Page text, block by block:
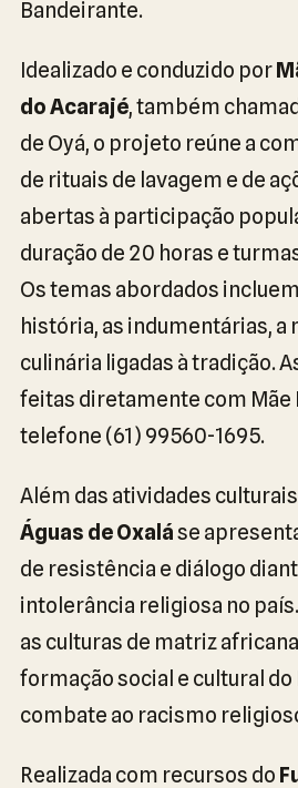
Bandeirante.
Idealizado e conduzido por
do Acarajé, também
de Oyá, o projeto reúne a
de rituais de lavagem e de
abertas à participação
duração de 20 horas e
Os temas abordados
história, as indumentárias, a
culinária ligadas à tradição.
feitas diretamente com Mãe
telefone (61) 99560-1695.
Além das atividades
Águas de Oxaláse
de resistência e diálogo
intolerância religiosa no
as culturas de matriz
formação social e cultural
combate ao racismo
Realizada com recursos do